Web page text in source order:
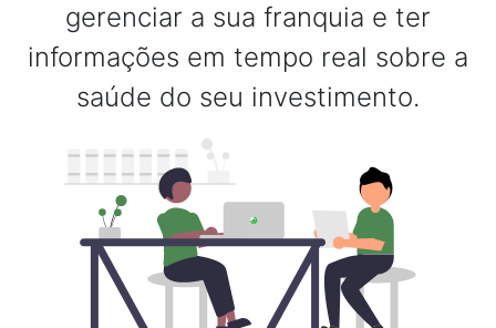
gerenciar a sua franquia e ter
informações em tempo real sobre a
saúde do seu investimento.